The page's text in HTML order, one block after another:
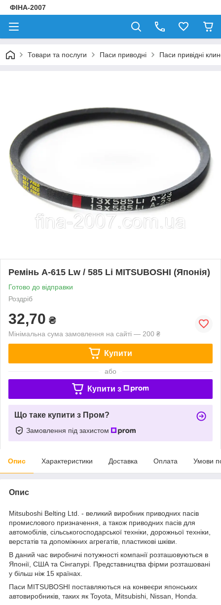
ФІНА-2007
Товари та послуги Паси приводні Паси привідні
Ремінь А-615 Lw / 585 Li MITSUBOSHI (Японія)
Готово до відправки
Роздріб
32,70 ₴
Мінімальна сума замовлення на сайті — 200 ₴
Купити
або
Купити з
Що таке купити з Пром?
Замовлення під захистом
Опис Характеристики Доставка Оплата Умови
Опис
Mitsuboshi Belting Ltd. - великий виробник приводних пасів
промислового призначення, а також приводних пасів для
автомобілів, сільськогосподарської техніки, дорожньої техніки,
верстатів та допоміжних агрегатів, пластикові шківи.
В даний час виробничі потужності компанії розташовуються в
Японії, США та Сінгапурі. Представництва фірми розташовані
у більш ніж 15 країнах.
Паси MITSUBOSHI поставляються на конвеєри японських
автовиробників, таких як Toyota, Mitsubishi, Nissan, Honda.